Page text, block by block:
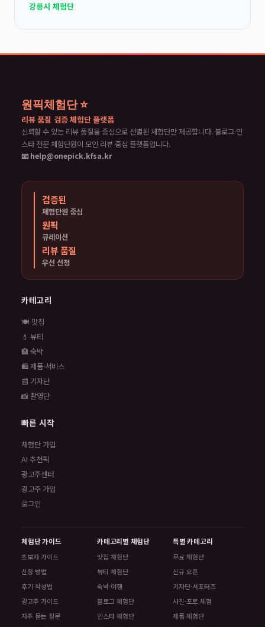
강릉시 체험단
원픽체험단 ⭐
리뷰 품질 검증 체험단 플랫폼
신뢰할 수 있는 리뷰 품질을 중심으로 선별된 체험단만 제공합니다. 블로그·인
스타 전문 체험단원이 모인 리뷰 중심 플랫폼입니다.
📧 help@onepick.kfsa.kr
검증된
체험단원 중심
원픽
큐레이션
리뷰 품질
우선 선정
카테고리
🍽️ 맛집
💄 뷰티
🏨 숙박
🛍️ 제품·서비스
📰 기자단
📸 촬영단
빠른 시작
체험단 가입
AI 추천픽
광고주센터
광고주 가입
로그인
체험단 가이드
초보자 가이드
신청 방법
후기 작성법
광고주 가이드
자주 묻는 질문
카테고리별 체험단
맛집 체험단
뷰티 체험단
숙박·여행
블로그 체험단
인스타 체험단
특별 카테고리
무료 체험단
신규 오픈
기자단·서포터즈
사진·포토 체험
제품 체험단